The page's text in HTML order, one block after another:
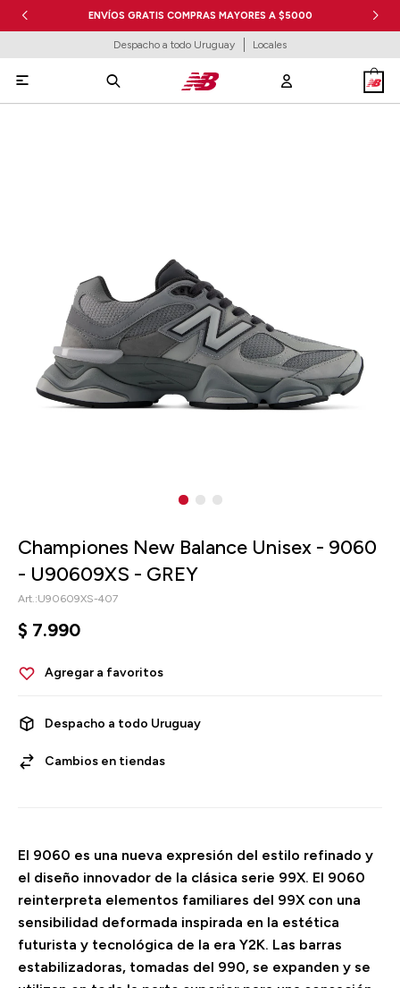
ENVÍOS GRATIS COMPRAS MAYORES A $5000
Despacho a todo Uruguay Locales

Championes New Balance Unisex - 9060
- U90609XS - GREY
U90609XS-407
$ 7.990
Despacho a todo Uruguay
Cambios en tiendas
El 9060 es una nueva expresión del estilo refinado y
el diseño innovador de la clásica serie 99X. El 9060
reinterpreta elementos familiares del 99X con una
sensibilidad deformada inspirada en la estética
futurista y tecnológica de la era Y2K. Las barras
estabilizadoras, tomadas del 990, se expanden y se